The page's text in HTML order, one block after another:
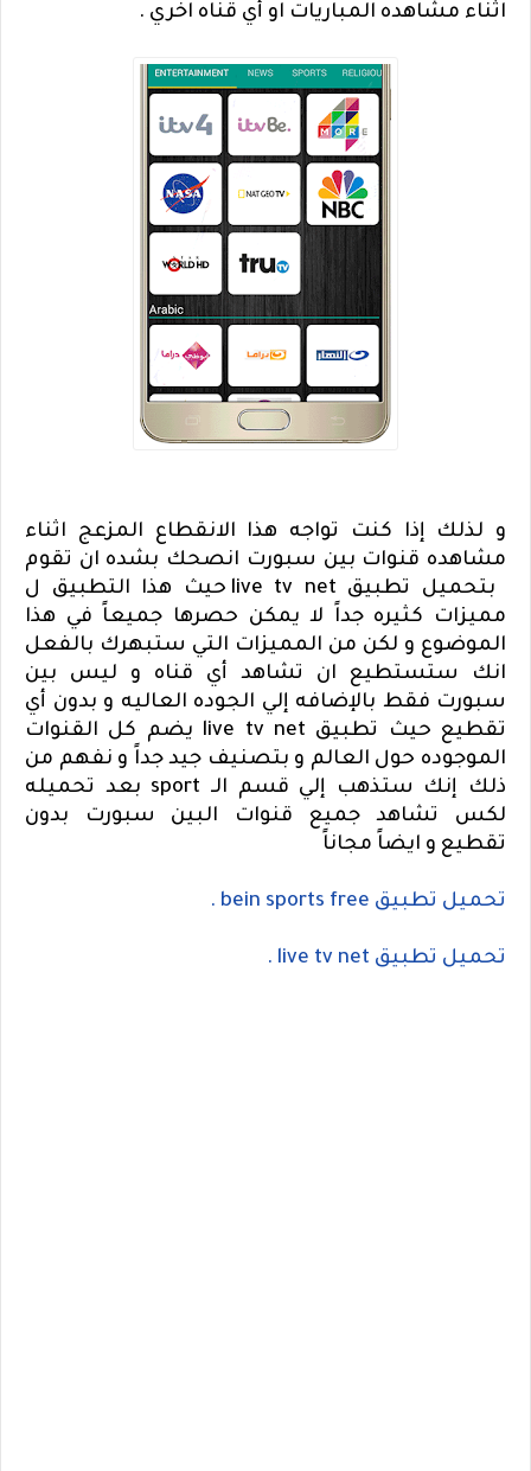
اثناء مشاهده المباريات او أي قناه اخري .
و لذلك إذا كنت تواجه هذا الانقطاع المزعج اثناء
مشاهده قنوات بين سبورت انصحك بشده ان تقوم
بتحميل تطبيق live tv net حيث هذا التطبيق ل
مميزات كثيره جداً لا يمكن حصرها جميعاً في هذا
الموضوع و لكن من المميزات التي ستبهرك بالفعل
انك ستستطيع ان تشاهد أي قناه و ليس بين
سبورت فقط بالإضافه إلي الجوده العاليه و بدون أي
تقطيع حيث تطبيق live tv net يضم كل القنوات
الموجوده حول العالم و بتصنيف جيد جداً و نفهم من
ذلك إنك ستذهب إلي قسم الـ sport بعد تحميله
لكس تشاهد جميع قنوات البين سبورت بدون
تقطيع و ايضاً مجاناً
تحميل تطبيق bein sports free
.
تحميل تطبيق live tv net
.